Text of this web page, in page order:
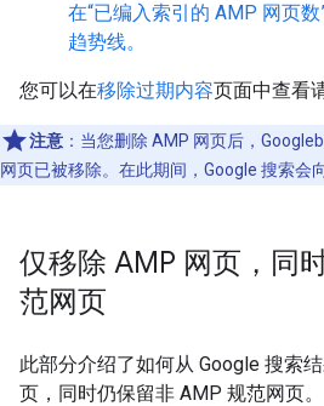
在“已编入索引的 AMP 网页
趋势线。
您可以在移除过期内容页面中查看
注意 ：当您删除 AMP 网页后，
网页已被移除。在此期间，Google 搜索会
仅移除 AMP 网页，同
范网页
此部分介绍了如何从 Google 搜索
页，同时仍保留非 AMP 规范网页。